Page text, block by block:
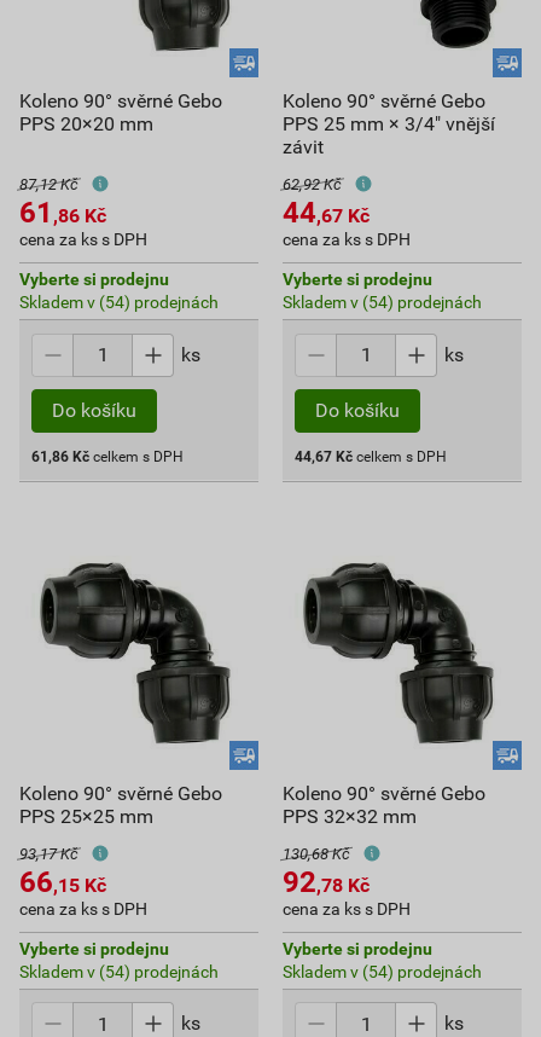
Koleno 90° svěrné Gebo
PPS 20×20 mm
87,12 Kč
61 ,86 Kč
cena za ks s DPH
Vyberte si prodejnu
Skladem v (54) prodejnách
ks
Do košíku
61,86 Kč celkem s DPH
Koleno 90° svěrné Gebo
PPS 25 mm × 3/4" vnější
závit
62,92 Kč
44,67 Kč
cena za ks s DPH
Vyberte si prodejnu
Skladem v (54) prodejnách
ks
Do košíku
44,67 Kč celkem s DPH
Koleno 90° svěrné Gebo
PPS 25×25 mm
93,17 Kč
66,15 Kč
cena za ks s DPH
Vyberte si prodejnu
Skladem v (54) prodejnách
ks
Koleno 90° svěrné Gebo
PPS 32×32 mm
130,68 Kč
92,78 Kč
cena za ks s DPH
Vyberte si prodejnu
Skladem v (54) prodejnách
ks